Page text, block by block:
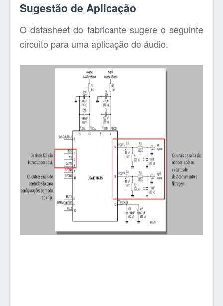
Sugestão de Aplicação
O datasheet do fabricante sugere o seguinte
circuito para uma aplicação de áudio.